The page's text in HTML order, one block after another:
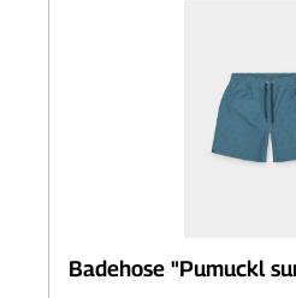
Badehose "Pumuckl